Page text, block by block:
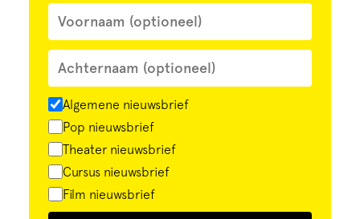
Contact
Steun ons
Algemene nieuwsbrief
Pop nieuwsbrief
Theater nieuwsbrief
Cursus nieuwsbrief
Film nieuwsbrief